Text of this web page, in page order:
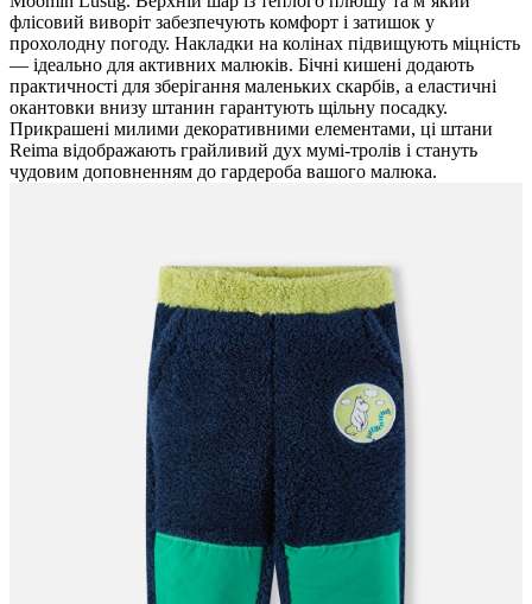
флісовий виворіт забезпечують комфорт і затишок у
прохолодну погоду. Накладки на колінах підвищують міцність
— ідеально для активних малюків. Бічні кишені додають
практичності для зберігання маленьких скарбів, а еластичні
окантовки внизу штанин гарантують щільну посадку.
Прикрашені милими декоративними елементами, ці штани
Reima відображають грайливий дух мумі-тролів і стануть
чудовим доповненням до гардероба вашого малюка.